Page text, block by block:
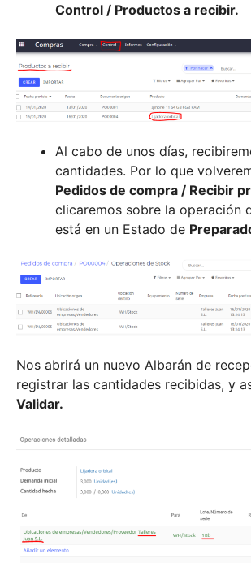
Control / Productos a recibir.
Al cabo de unos días,
cantidades. Por lo que
Pedidos de compra / Recibir
clicaremos sobre la operación
está en un Estado de
Nos abrirá un nuevo Albarán de
registrar las cantidades recibidas, y
Validar.